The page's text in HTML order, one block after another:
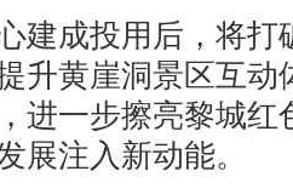
成投用后，将打
升黄崖洞景区互动
进一步擦亮黎城红
展注入新动能。